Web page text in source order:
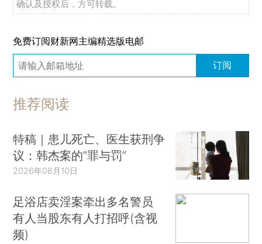
确认及授权后，方可转载。
免费订阅财新网主编精选版电邮
订阅
推荐阅读
特稿｜患儿死亡、医生获刑争
议：韩杰案的“罪与罚”
2026年08月10日
足浴店卖淫案牵出多名警员
有人当股东有人打招呼(含视
频)